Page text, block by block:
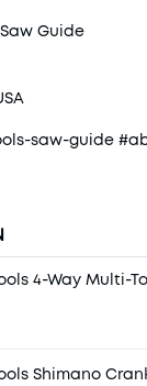
Guide
saw-guide
4-Way Multi-
Shimano